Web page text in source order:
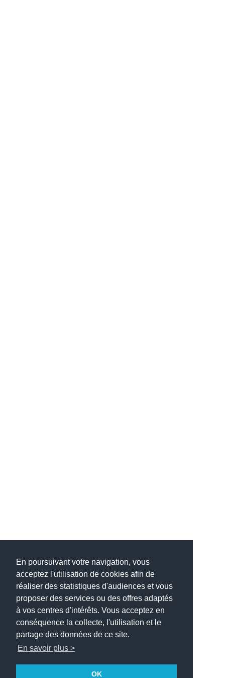
En poursuivant votre navigation, vous
acceptez l'utilisation de cookies afin de
réaliser des statistiques d'audiences et vous
proposer des services ou des offres adaptés
à vos centres d'intérêts. Vous acceptez en
conséquence la collecte, l'utilisation et le
partage des données de ce site.
En savoir plus >
OK